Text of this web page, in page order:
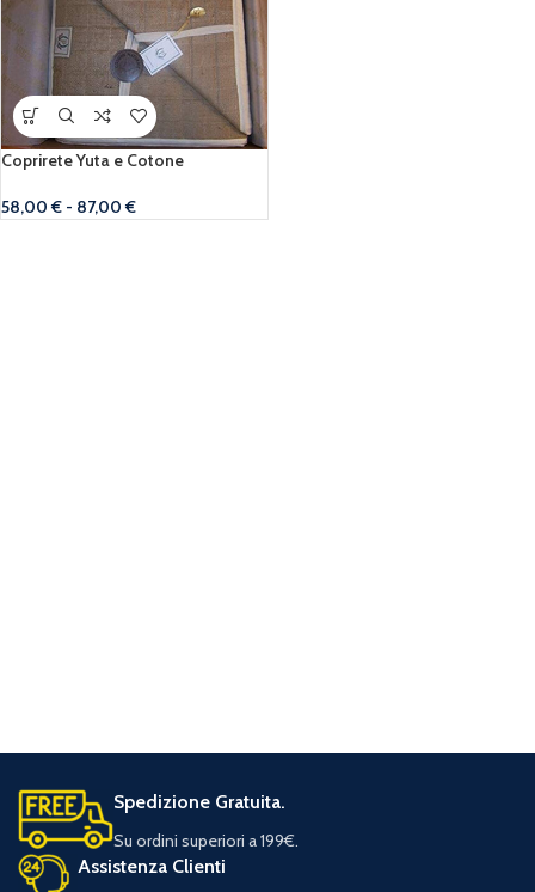
Coprirete Yuta e Cotone
58,00€ - 87,00€
Spedizione Gratuita.
Su ordini superiori a 199€.
Assistenza Clienti